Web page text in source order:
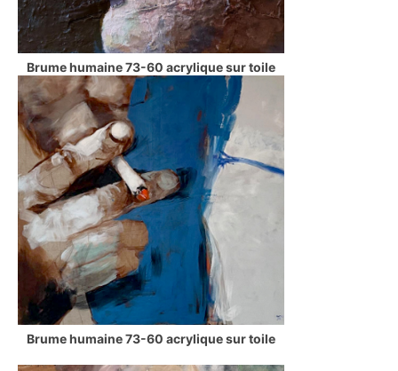
Brume humaine 73-60 acrylique sur toile
Brume humaine 73-60 acrylique sur toile